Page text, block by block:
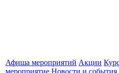
Афиша мероприятий Акции
мероприятие Новости и события